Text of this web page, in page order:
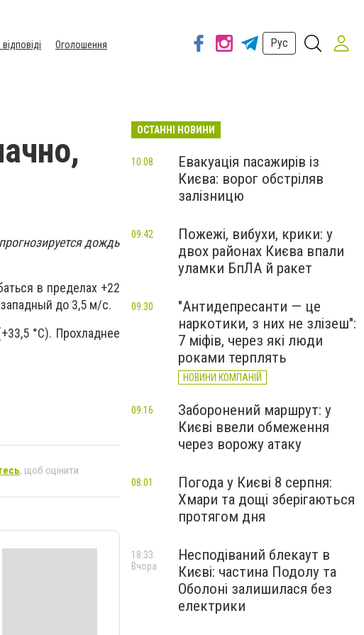
Оголошення
Рус
дождь
в пределах +22
до 3,5 м/с.
°C). Прохладнее
, щоб оцінити
ОСТАННІ НОВИНИ
Евакуація пасажирів із
Києва: ворог обстріляв
залізницю
10:08
Пожежі, вибухи, крики: у
двох районах Києва впали
уламки БпЛА й ракет
09:42
"Антидепресанти — це
наркотики, з них не злізеш":
7 міфів, через які люди
роками терплять
НОВИНИ КОМПАНІЙ
09:30
Заборонений маршрут: у
Києві ввели обмеження
через ворожу атаку
09:16
Погода у Києві 8 серпня:
Хмари та дощі зберігаються
протягом дня
08:01
Несподіваний блекаут в
Києві: частина Подолу та
Оболоні залишилася без
електрики
18:33
Вчора